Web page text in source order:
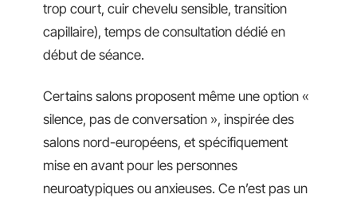
trop court, cuir chevelu sensible, transition
capillaire), temps de consultation dédié en
début de séance.
Certains salons proposent même une option «
silence, pas de conversation », inspirée des
salons nord-européens, et spécifiquement
mise en avant pour les personnes
neuroatypiques ou anxieuses. Ce n’est pas un